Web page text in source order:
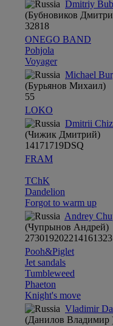
Dmitriy
(Бубновиков
32818
ONEGO BAND
Pohjola
Voyager
Michael
(Бурьянов Михаил)
55
LOKO
Dmitrii
(Чижик Дмитрий)
14171719DSQ
FRAM
TChK
Dandelion
Forgot to warm up
Andrey
(Чупрынов Андрей)
273019202214161323
Pooh&Рiglet
Jet sandals
Tumbleweed
Phaeton
Knight's move
Vladimir
(Данилов Владимир